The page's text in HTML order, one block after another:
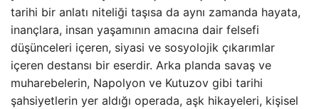
tarihi bir anlatı niteliği taşısa da aynı zamanda hayata,
inançlara, insan yaşamının amacına dair felsefi
düşünceleri içeren, siyasi ve sosyolojik çıkarımlar
içeren destansı bir eserdir. Arka planda savaş ve
muharebelerin, Napolyon ve Kutuzov gibi tarihi
şahsiyetlerin yer aldığı operada, aşk hikayeleri, kişisel